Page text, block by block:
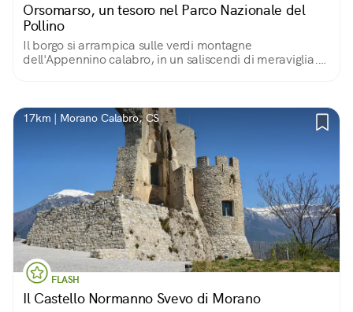
Orsomarso, un tesoro nel Parco Nazionale del
Pollino
Il borgo si arrampica sulle verdi montagne
dell'Appennino calabro, in un saliscendi di meraviglia.
17km | Morano Calabro, CS
FLASH
Il Castello Normanno Svevo di Morano